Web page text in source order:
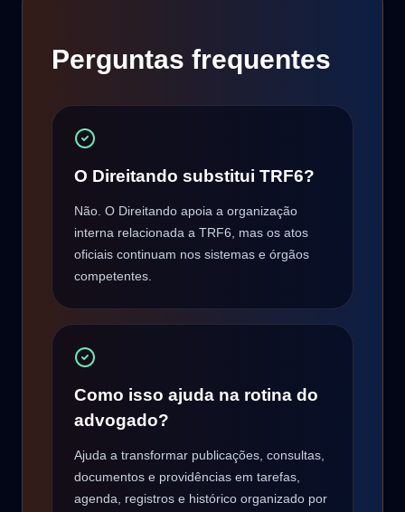
Perguntas frequentes
O Direitando substitui TRF6?
Não. O Direitando apoia a organização
interna relacionada a TRF6, mas os atos
oficiais continuam nos sistemas e órgãos
competentes.
Como isso ajuda na rotina do
advogado?
Ajuda a transformar publicações, consultas,
documentos e providências em tarefas,
agenda, registros e histórico organizado por